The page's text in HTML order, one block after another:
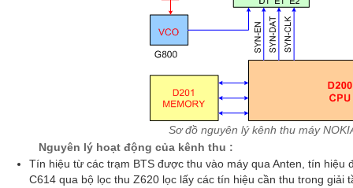
Sơ đồ nguyên lý kênh thu máy
Nguyên lý hoạt động của kênh thu :
Tín hiệu từ các trạm BTS được thu vào máy qua Anten, tín hiệu
C614 qua bộ lọc thu Z620 lọc lấy các tín hiệu cần thu trong giải